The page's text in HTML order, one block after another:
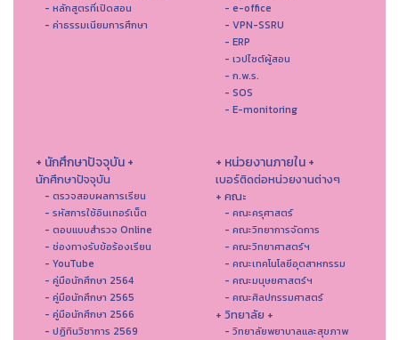
- หลักสูตรที่เปิดสอน
- ค่าธรรมเนียมการศึกษา
- e-office
- VPN-SSRU
- ERP
- เวปไซต์ผู้สอน
- ก.พ.ร.
- SOS
- E-monitoring
+ นักศึกษาปัจจุบัน +
นักศึกษาปัจจุบัน
- ตรวจสอบผลการเรียน
- รหัสการใช้อินเทอร์เน็ต
- ตอบแบบสำรวจ Online
- ช่องทางรับข้อร้องเรียน
- YouTube
- คู่มือนักศึกษา 2564
- คู่มือนักศึกษา 2565
- คู่มือนักศึกษา 2566
- ปฏิทินวิชาการ 2569
+ หน่วยงานภายใน +
เบอร์ติดต่อหน่วยงานต่างๆ
+ คณะ
- คณะครุศาสตร์
- คณะวิทยาการจัดการ
- คณะวิทยาศาสตร์ฯ
- คณะเทคโนโลยีอุตสาหกรรม
- คณะมนุษยศาสตร์ฯ
- คณะศิลปกรรมศาสตร์
+ วิทยาลัย +
- วิทยาลัยพยาบาลและสุขภาพ